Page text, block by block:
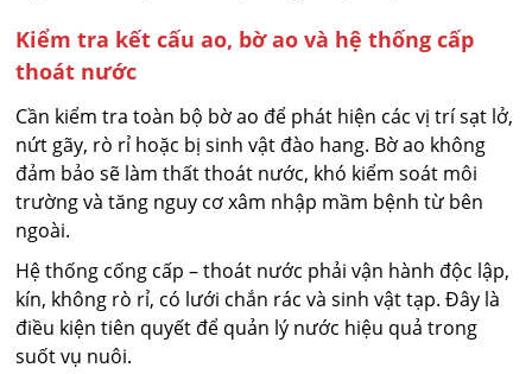
Kiểm tra kết cấu ao, bờ ao và hệ thống cấp
thoát nước
Cần kiểm tra toàn bộ bờ ao để phát hiện các vị trí sạt lở,
nứt gãy, rò rỉ hoặc bị sinh vật đào hang. Bờ ao không
đảm bảo sẽ làm thất thoát nước, khó kiểm soát môi
trường và tăng nguy cơ xâm nhập mầm bệnh từ bên
ngoài.
Hệ thống cống cấp – thoát nước phải vận hành độc lập,
kín, không rò rỉ, có lưới chắn rác và sinh vật tạp. Đây là
điều kiện tiên quyết để quản lý nước hiệu quả trong
suốt vụ nuôi.